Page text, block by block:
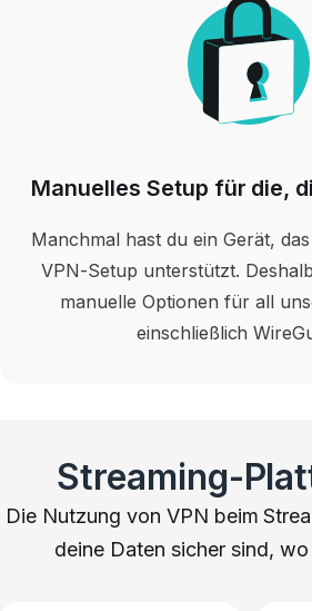
Manuelles Setup für die,
Manchmal hast du ein Gerät,
VPN-Setup unterstützt.
manuelle Optionen für all
einschließlich
Streaming-
Die Nutzung von VPN beim
deine Daten sicher sind,